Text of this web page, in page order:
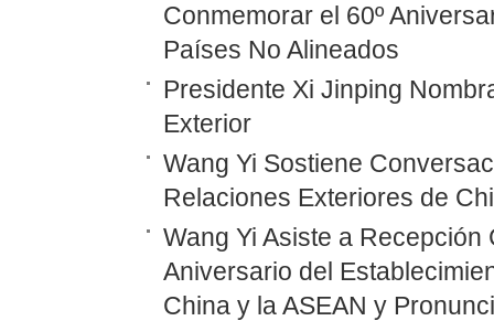
Conmemorar el 60º
Países No Alineados
Presidente Xi Jinping
Exterior
Wang Yi Sostiene
Relaciones Exteriores de
Wang Yi Asiste a Recepción
Aniversario del
China y la ASEAN y